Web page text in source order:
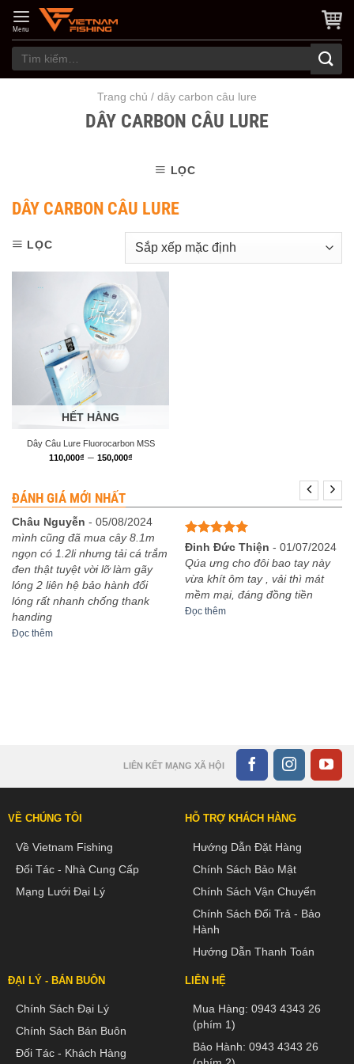
content
Menu
Tìm
kiếm:
Trang chủ / dây carbon câu lure
DÂY CARBON CÂU LURE
LỌC
DÂY CARBON CÂU LURE
LỌC
HẾT HÀNG
Dây Câu Lure Fluorocarbon MSS
110,000₫ – 150,000₫Khoảng
150,000₫
ĐÁNH GIÁ MỚI NHẤT
Châu Nguyễn - 05/08/2024
mình cũng đã mua cây 8.1m
ngọn có 1.2li nhưng tải cá trắm
đen thật tuyệt vời lỡ làm gãy
lóng 2 liên hệ bảo hành đổi
lóng rất nhanh chống thank
handing
Đọc thêm
Được xếp
hạng
sao
Đinh Đức Thiện - 01/07/2024
Qúa ưng cho đôi bao tay này
vừa khít ôm tay , vải thì mát
mềm mại, đáng đồng tiền
Đọc thêm
LIÊN KẾT MẠNG XÃ HỘI
VỀ CHÚNG TÔI
Về Vietnam Fishing
Đối Tác - Nhà Cung Cấp
Mạng Lưới Đại Lý
HỖ TRỢ KHÁCH HÀNG
Hướng Dẫn Đặt Hàng
Chính Sách Bảo Mật
Chính Sách Vận Chuyển
Chính Sách Đổi Trả - Bảo
Hành
Hướng Dẫn Thanh Toán
ĐẠI LÝ - BÁN BUÔN
Chính Sách Đại Lý
Chính Sách Bán Buôn
Đối Tác - Khách Hàng
LIÊN HỆ
Mua Hàng: 0943 4343 26
(phím 1)
Bảo Hành: 0943 4343 26